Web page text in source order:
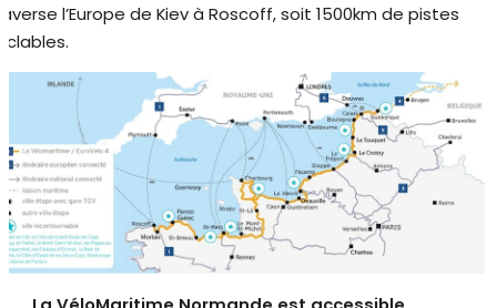
l’Europe de Kiev à Roscoff, soit 1500km de pistes